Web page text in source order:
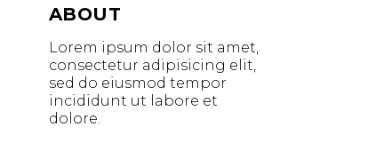
ABOUT
Lorem ipsum dolor sit amet,
consectetur adipisicing elit,
sed do eiusmod tempor
incididunt ut labore et
dolore.